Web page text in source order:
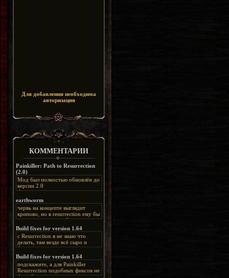
Для добавления необходима
авторизация
КОММЕНТАРИИ
Painkiller: Path to Resurrection
(2.0)
Мод был полностью обновлён до
версии 2.0
Альтернативная
ссылка:
FzzDkRlC8Q
earthworm
червь на концепте выглядит
крипово, но в resurrection ему бы
нашлось место, особенно в
каких-нибудь подземных
катакомбах. жаль, что половину
задумок там вырезали, зато и
рпгшности меньше. build fixes
спасибо что перезалили на
яндекс. а вот в комментах на
сайте у меня пару раз вылезала
левая вставка
Build fixes for version 1.64
с Resurrection я не знаю что
делать, там везде всё сыро и
баговано, от чего и заниматься
этим не хочется, тут либо играть
как есть или искать патчи для
этого дополнения на moddb,
либо же на крайняк играть мод
Build fixes for version 1.64
подскажите, а для Painkiller
Resurrection подобных фиксов не
будет?